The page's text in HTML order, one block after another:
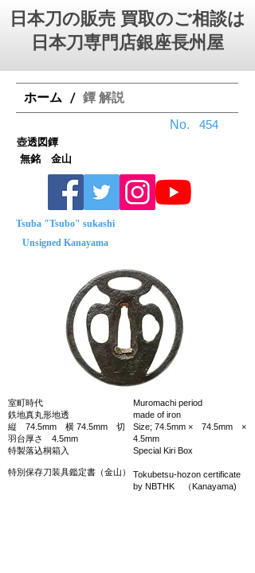
日本刀の販売 買取のご相談は
日本刀専門店銀座⻑州屋
ホーム / 鐔 解説
No.
無銘 金山
Tsuba "Tsubo" sukashi
Unsigned Kanayama
室町時代
鉄地真丸形地透
縦 74.5mm 横 74.5mm 切
羽台厚さ 4.5mm
特製落込桐箱入
特別保存刀装具鑑定書（金山）
Muromachi period
made of iron
Size; 74.5mm × 74.5mm ×
4.5mm
Special Kiri Box
Tokubetsu-hozon certificate
by NBTHK （Kanayama)
壺透図鐔
454